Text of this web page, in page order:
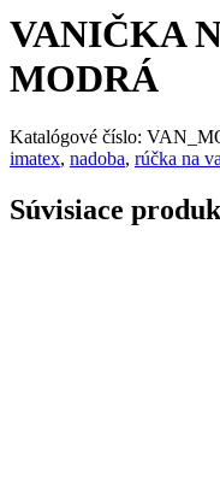
VANIČKA
MODRÁ
Katalógové číslo:
imatex, nadoba, rúčka na
Súvisiace